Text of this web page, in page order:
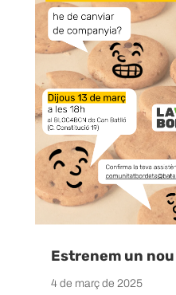
Estrenem un
4 de març de 2025